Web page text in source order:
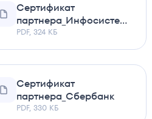
Сертификат
партнера_Инфосистемы
Джет
PDF, 324 КБ
Сертификат
партнера_Сбербанк
PDF, 330 КБ